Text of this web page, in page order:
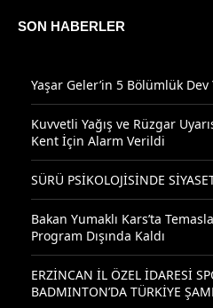
SON HABERLER
Yaşar Geler’in 5 Bölümlük
Kuvvetli Yağış ve Rüzgar
Kent İçin Alarm Verildi
SÜRÜ PSİKOLOJİSİNDE
Bakan Yumaklı Kars’ta
Program Dışında Kaldı
ERZİNCAN İL ÖZEL İDARESİ
BADMINTON’DA TÜRKİYE